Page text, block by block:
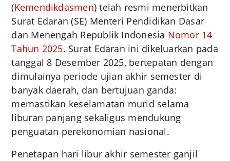
(Kemendikdasmen) telah resmi menerbitkan
Surat Edaran (SE) Menteri Pendidikan Dasar
dan Menengah Republik Indonesia Nomor 14
Tahun 2025. Surat Edaran ini dikeluarkan pada
tanggal 8 Desember 2025, bertepatan dengan
dimulainya periode ujian akhir semester di
banyak daerah, dan bertujuan ganda:
memastikan keselamatan murid selama
liburan panjang sekaligus mendukung
penguatan perekonomian nasional.
Penetapan hari libur akhir semester ganjil